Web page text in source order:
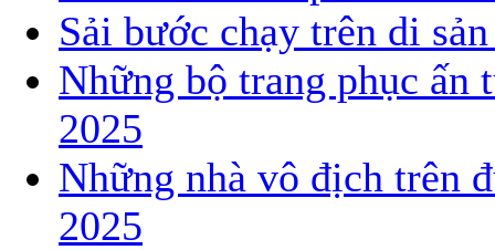
Sải bước chạy trên di
Những bộ trang phục
2025
Những nhà vô địch trên
2025